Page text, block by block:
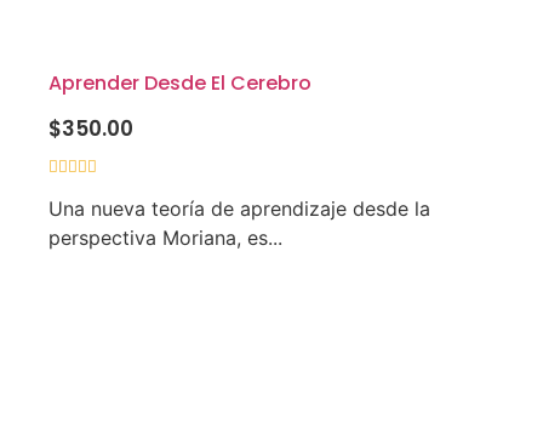
Aprender Desde El Cerebro
$350.00
con
0
de
5
Una nueva teoría de aprendizaje desde la
perspectiva Moriana, es...